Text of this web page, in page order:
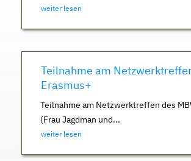
weiter lesen
Teilnahme am
Erasmus+
Teilnahme am Netzwerktreffen des
(Frau Jagdman und...
weiter lesen